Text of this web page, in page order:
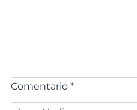
Comentario *